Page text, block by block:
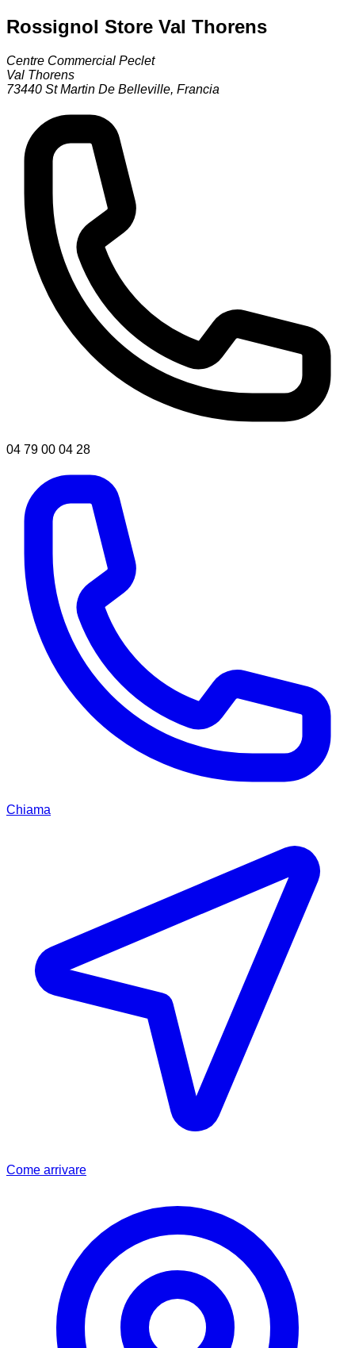
Rossignol Store Val Thorens
Centre Commercial Peclet
Val Thorens
73440 St Martin De Belleville, Francia
04 79 00 04 28
Chiama
Come arrivare